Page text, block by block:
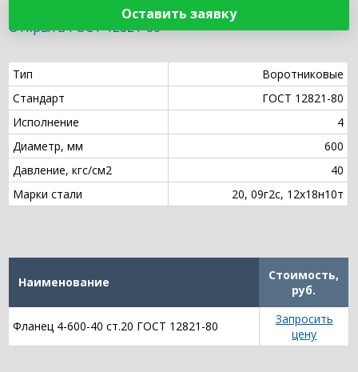
Оставить заявку
Открыть ГОСТ 12821-80
Тип
Воротниковые
Стандарт
ГОСТ 12821-80
Исполнение
4
Диаметр, мм
600
Давление, кгс/см2
40
Марки стали
20, 09г2с, 12х18н10т
Наименование
Стоимость,
руб.
Фланец 4-600-40 ст.20 ГОСТ 12821-80
Запросить
цену